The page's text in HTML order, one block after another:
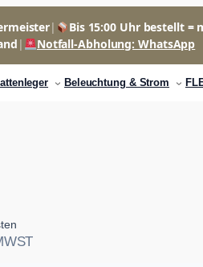
| Bis 15:00 Uhr bestellt =
| Notfall-Abholung: WhatsApp
Beleuchtung & Strom